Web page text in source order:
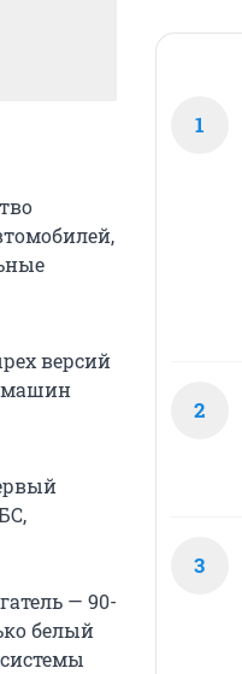
версий
машин
— 90-
белый
1
2
3